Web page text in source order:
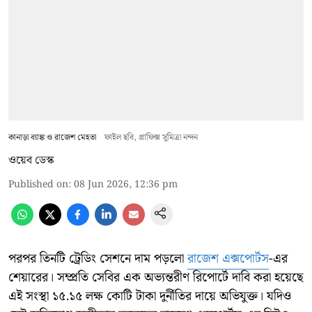
কানাড়া ব্যাঙ্ক ও রাজেশ মেহতা ফাইল ছবি, গ্রাফিক্স সুমিত্রা নন্দন
ওয়েব ডেস্ক
Published on:08 Jun 2026, 12:36 pm
পরপর তিনটি ট্রেডিং সেশনে দাম পড়লোরাজেশ এক্সপোর্টস-এর
শেয়ারের। সম্প্রতি সেবির এক অভ্যন্তরীণ রিপোর্টে দাবি করা হয়েছে
এই সংস্থা ১৫.১৫ লক্ষ কোটি টাকা দুর্নীতির দায়ে অভিযুক্ত। যদিও